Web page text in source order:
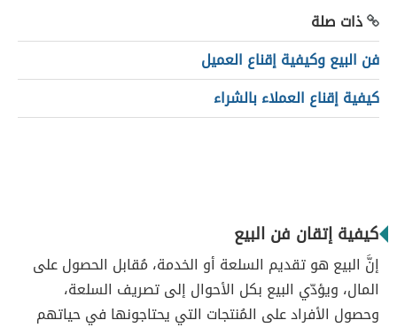
ذات صلة
فن البيع وكيفية إقناع العميل
كيفية إقناع العملاء بالشراء
كيفية إتقان فن البيع
إنَّ البيع هو تقديم السلعة أو الخدمة، مُقابل الحصول على
المال، ويؤدّي البيع بكل الأحوال إلى تصريف السلعة،
وحصول الأفراد على المُنتجات التي يحتاجونها في حياتهم